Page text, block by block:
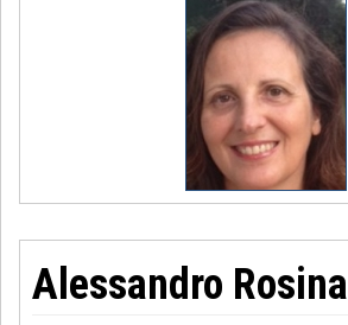
Alessandro Rosina